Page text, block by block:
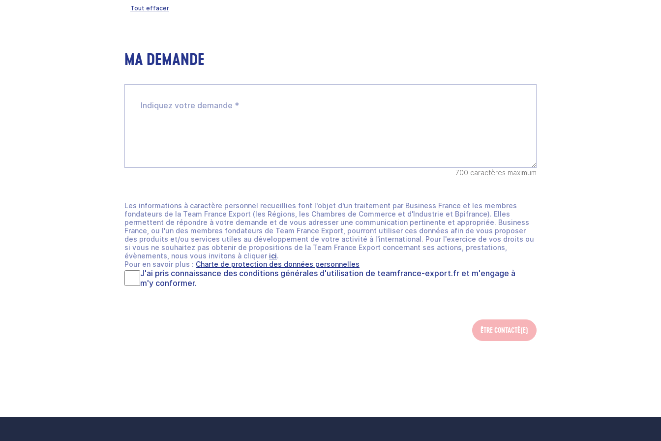
Tout effacer
MA DEMANDE
700 caractères maximum
Les informations à caractère personnel recueillies font l'objet d'un traitement par Business France et les membres
fondateurs de la Team France Export (les Régions, les Chambres de Commerce et d'Industrie et Bpifrance). Elles
permettent de répondre à votre demande et de vous adresser une communication pertinente et appropriée. Business
France, ou l'un des membres fondateurs de Team France Export, pourront utiliser ces données afin de vous proposer
des produits et/ou services utiles au développement de votre activité à l'international. Pour l'exercice de vos droits ou
si vous ne souhaitez pas obtenir de propositions de la Team France Export concernant ses actions, prestations,
évènements, nous vous invitons à cliquer ici.
Pour en savoir plus : Charte de protection des données personnelles
J'ai pris connaissance des conditions générales d'utilisation de teamfrance-export.fr et m'engage à
m'y conformer.
ÊTRE CONTACTÉ(E)